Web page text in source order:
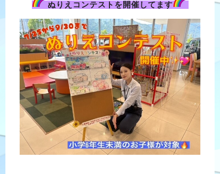
ぬりえコンテストを開催してます